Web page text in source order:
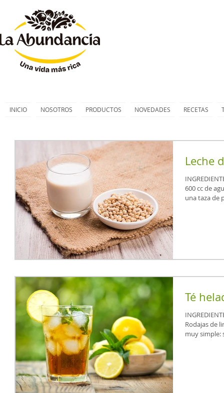
INICIO NOSOTROS PRODUCTOS NOVEDADES RECETAS
Leche
INGREDIENTES 1 taza de porotos de soja LA
600 cc de agua.
una taza de
Té
INGREDIENTES Hojas de té de Ceylán.
Rodajas de limón.
muy simple: